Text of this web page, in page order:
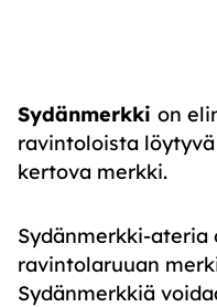
Sydänmerkki on
ravintoloista
kertova merkki.
Sydänmerkki-ateria
ravintolaruuan
Sydänmerkkiä